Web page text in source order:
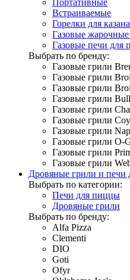
Встраиваемые
Горелки для
Газовые
Газовые печи для
Выбрать по бренду:
Газовые грили
Газовые грили
Газовые грили
Газовые грили Bull
Газовые грили
Газовые грили
Газовые грили
Газовые грили O-
Газовые грили
Газовые грили
Дровяные грили и печи
Выбрать по категории:
Печи для пиццы
Дровяные грили
Выбрать по бренду:
Alfa Pizza
Clementi
DIO
Goti
Ofyr